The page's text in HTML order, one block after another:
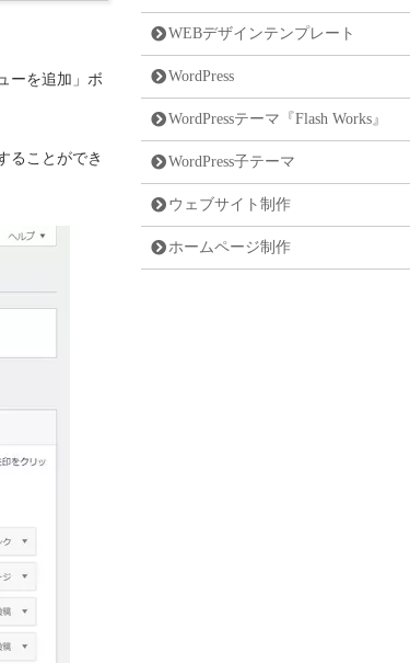
ーを追加」ボ
ることができ
WEBデザインテンプレート
WordPress
WordPressテーマ『Flash Works』
WordPress子テーマ
ウェブサイト制作
ホームページ制作